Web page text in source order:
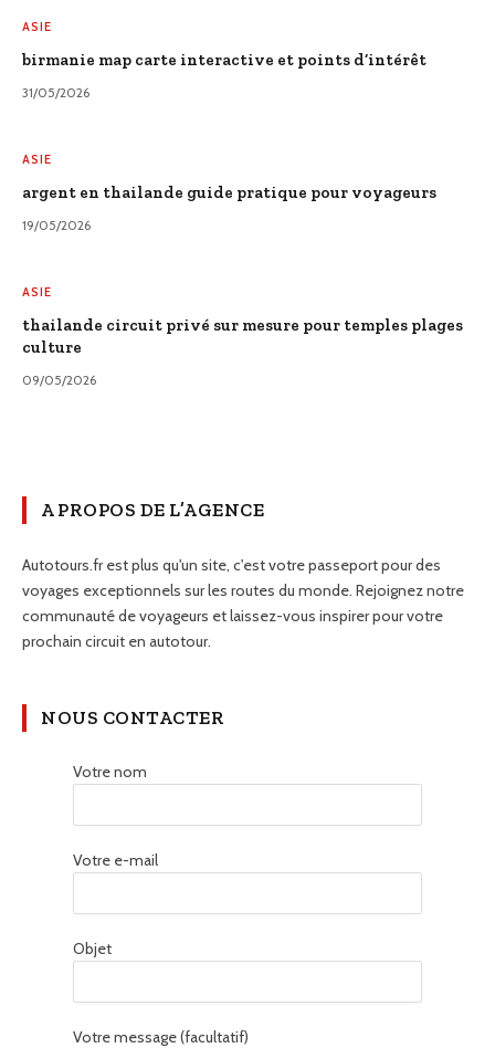
ASIE
birmanie map carte interactive et points d’intérêt
31/05/2026
ASIE
argent en thailande guide pratique pour voyageurs
19/05/2026
ASIE
thailande circuit privé sur mesure pour temples plages
culture
09/05/2026
A PROPOS DE L’AGENCE
Autotours.fr est plus qu'un site, c'est votre passeport pour des
voyages exceptionnels sur les routes du monde. Rejoignez notre
communauté de voyageurs et laissez-vous inspirer pour votre
prochain circuit en autotour.
NOUS CONTACTER
Votre nom
Votre e-mail
Objet
Votre message (facultatif)